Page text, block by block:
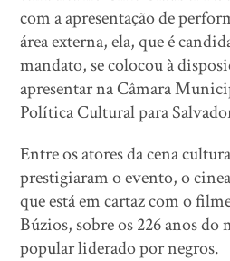
com a apresentação de
área externa, ela, que é
mandato, se colocou à
apresentar na Câmara
Política Cultural para
Entre os atores da cena
prestigiaram o evento, o
que está em cartaz com o
Búzios, sobre os 226 anos
popular liderado por negros.